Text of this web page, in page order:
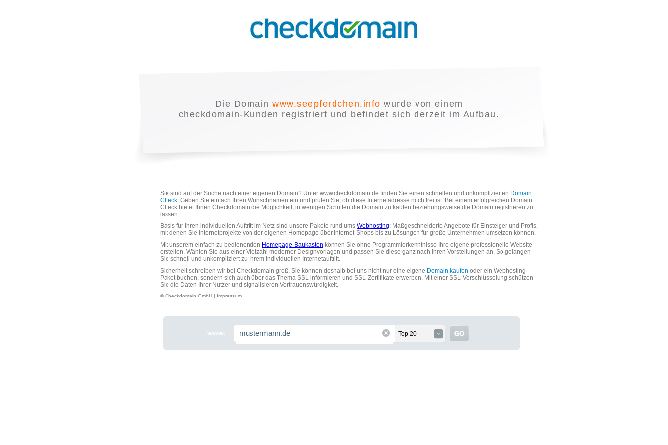
Die Domain www.seepferdchen.info wurde von einem
checkdomain-Kunden registriert und befindet sich derzeit im Aufbau.
Sie sind auf der Suche nach einer eigenen Domain? Unter www.checkdomain.de finden Sie einen schnellen und unkomplizierten Domain
Check. Geben Sie einfach Ihren Wunschnamen ein und prüfen Sie, ob diese Internetadresse noch frei ist. Bei einem erfolgreichen Domain
Check bietet Ihnen Checkdomain die Möglichkeit, in wenigen Schritten die Domain zu kaufen beziehungsweise die Domain registrieren zu
lassen.
Basis für Ihren individuellen Auftritt im Netz sind unsere Pakete rund ums Webhosting: Maßgeschneiderte Angebote für Einsteiger und Profis,
mit denen Sie Internetprojekte von der eigenen Homepage über Internet-Shops bis zu Lösungen für große Unternehmen umsetzen können.
Mit unserem einfach zu bedienenden Homepage-Baukasten können Sie ohne Programmierkenntnisse Ihre eigene professionelle Website
erstellen. Wählen Sie aus einer Vielzahl moderner Designvorlagen und passen Sie diese ganz nach Ihren Vorstellungen an. So gelangen
Sie schnell und unkompliziert zu Ihrem individuellen Internetauftritt.
Sicherheit schreiben wir bei Checkdomain groß. Sie können deshalb bei uns nicht nur eine eigene Domain kaufen oder ein Webhosting-
Paket buchen, sondern sich auch über das Thema SSL informieren und SSL-Zertifikate erwerben. Mit einer SSL-Verschlüsselung schützen
Sie die Daten Ihrer Nutzer und signalisieren Vertrauenswürdigkeit.
© Checkdomain GmbH | Impressum
www. Top 20